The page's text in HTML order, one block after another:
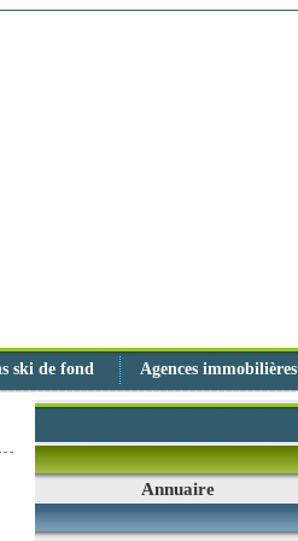
ski de fond Agences immobilières
Annuaire